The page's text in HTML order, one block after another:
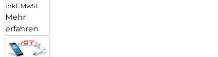
inkl. MwSt.
Mehr
erfahren